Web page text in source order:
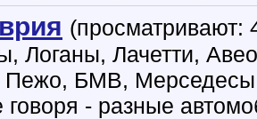
(просматривают:
Логаны, Лачетти,
Пежо, БМВ,
говоря - разные